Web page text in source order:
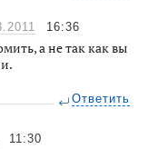
16:36
а не так как вы
Ответить
11:30